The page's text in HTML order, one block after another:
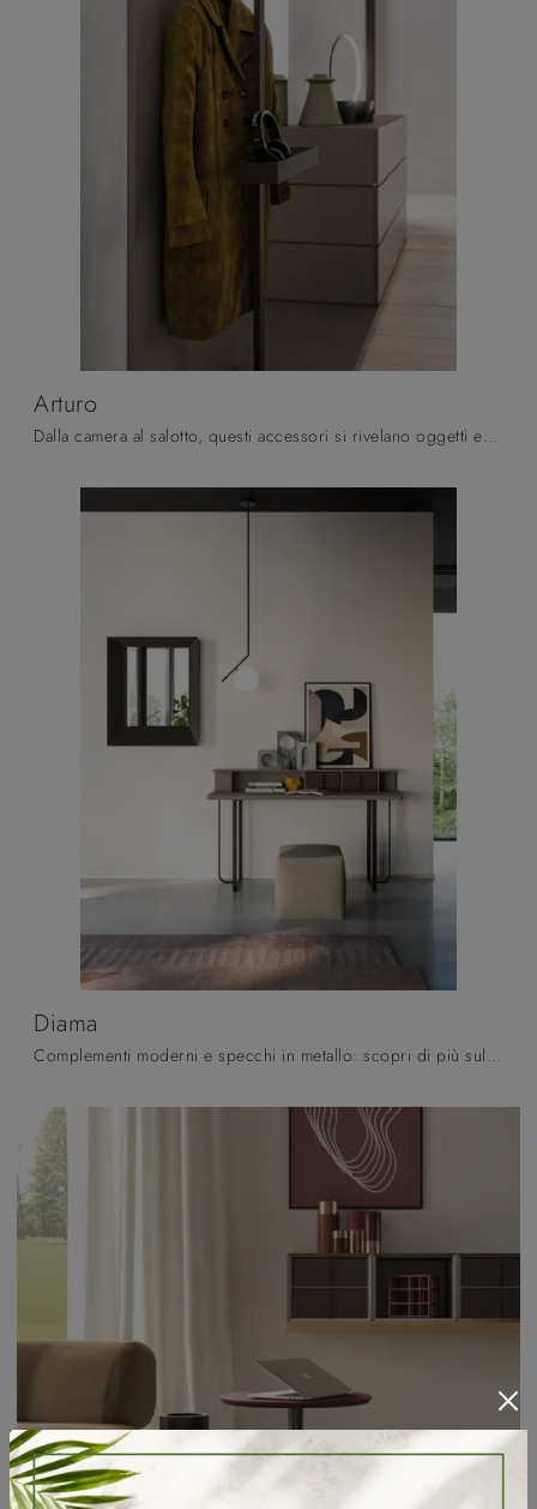
Arturo
Dalla camera al salotto, questi accessori si rivelano oggetti essenziali per completare perfettamente le doti pratiche e le doti estetiche dei locali.
Diama
Complementi moderni e specchi in metallo: scopri di più sul modello Diama di Orme e potrai arricchire i tuoi spazi.